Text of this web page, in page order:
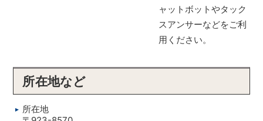
ャットボットやタック
スアンサーなどをご利
用ください。
所在地など
所在地